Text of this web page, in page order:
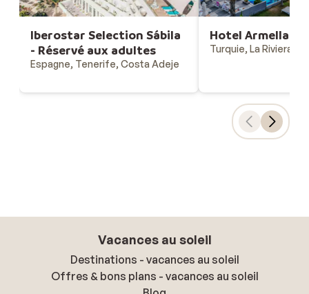
Iberostar Selection Sábila
- Réservé aux adultes
Espagne, Tenerife, Costa Adeje
Hotel Armella
Turquie, La Riviera
Vacances au soleil
Destinations - vacances au soleil
Offres & bons plans - vacances au soleil